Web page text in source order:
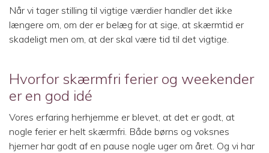
Når vi tager stilling til vigtige værdier handler det ikke
længere om, om der er belæg for at sige, at skærmtid er
skadeligt men om, at der skal være tid til det vigtige.
Hvorfor skærmfri ferier og weekender
er en god idé
Vores erfaring herhjemme er blevet, at det er godt, at
nogle ferier er helt skærmfri. Både børns og voksnes
hjerner har godt af en pause nogle uger om året. Og vi har